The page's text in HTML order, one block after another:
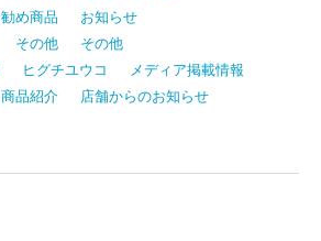
め商品
お知らせ
その他
その他
ヒグチユウコ
メディア掲載情報
商品紹介
店舗からのお知らせ